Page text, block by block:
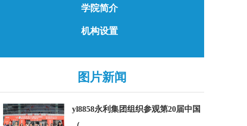
学院简介
机构设置
图片新闻
yl8858永利集团组织参观第20届中国